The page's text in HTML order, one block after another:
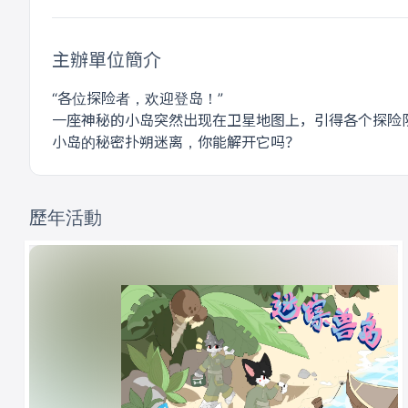
主辦單位簡介
“各位探险者，欢迎登岛！”
一座神秘的小岛突然出现在卫星地图上，引得各个探险
小岛的秘密扑朔迷离，你能解开它吗？
歷年活動